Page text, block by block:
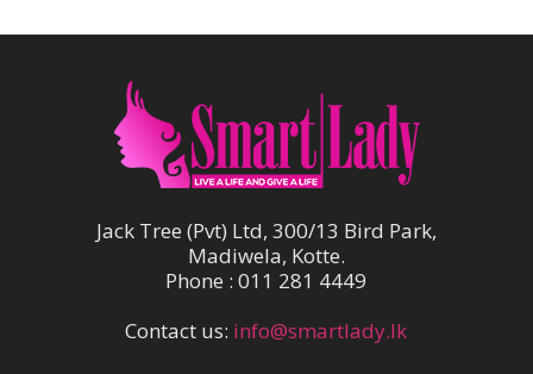
Jack Tree (Pvt) Ltd, 300/13 Bird Park,
Madiwela, Kotte.
Phone : 011 281 4449
Contact us: info@smartlady.lk